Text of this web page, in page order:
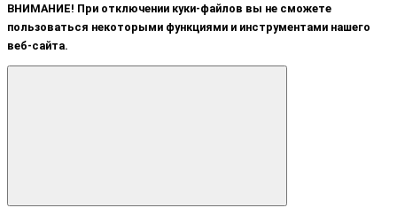
ВНИМАНИЕ! При отключении куки-файлов вы не сможете
пользоваться некоторыми функциями и инструментами нашего
веб-сайта.